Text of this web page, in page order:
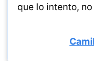
que lo intento,